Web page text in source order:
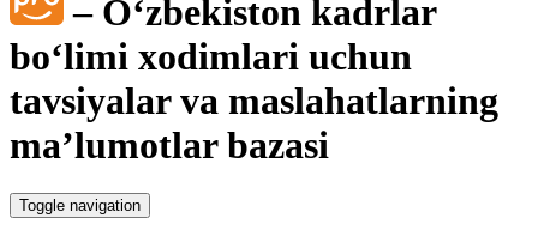
Blok-diagrammalar
– Oʻzbekiston kadrlar
boʻlimi хodimlari uchun
tavsiyalar va maslahatlarning
ma’lumotlar bazasi
Toggle navigation